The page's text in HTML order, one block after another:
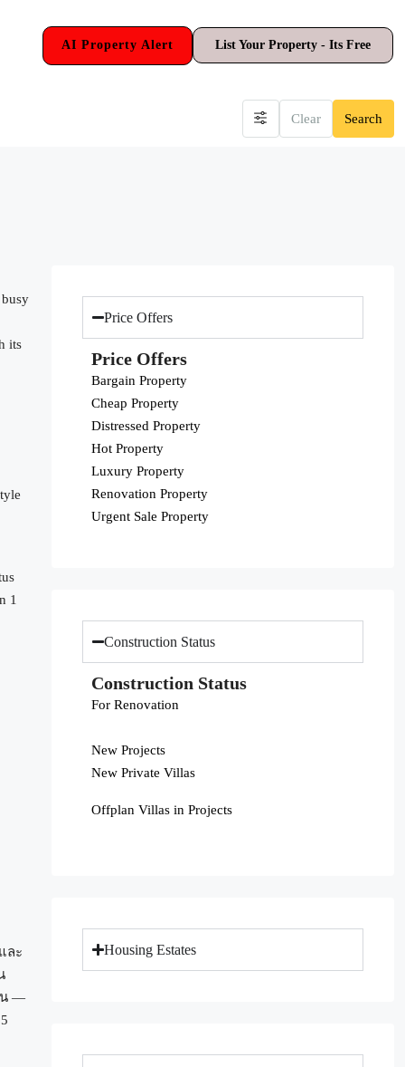
AI Property Alert List Your Property - Its Free
Clear Search
its
1
ละ
น —
Price Offers
Price Offers
Bargain Property
Cheap Property
Distressed Property
Hot Property
Luxury Property
Renovation Property
Urgent Sale Property
Construction Status
Construction Status
For Renovation
New Projects
New Private Villas
Offplan Villas in Projects
Housing Estates